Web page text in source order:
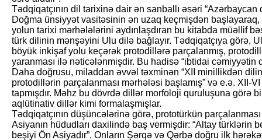
Tədqiqatçının dil tarixinə dair ən sanballı əsəri “Azərbaycan
Doğma ünsiyyət vasitəsinin ən uzaq keçmişdən
yolun tarixi mərhələlərini aydınlaşdıran bu kitabda müəllif
türk dilinin mənşəyini Ulu dilə bağlayır. Tədqiqatçıya görə,
böyük inkişaf yolu keçərək protodillərə parçalanmış,
yaranması ilə nəticələnmişdir. Bu hadisə “ibtidai cəmiyyətin
Daha doğrusu, miladdan əvvəl təxminən “XII minillikdən
protodillərin parçalanması mərhələsi başlamış” və e.ə. XII-
tapmışdır. Məhz bu dövrdə dillər morfoloji quruluşuna görə
aqlütinativ dillər kimi formalaşmışlar.
Tədqiqatçının düşüncələrinə görə, prototürkün
Asiyanın hüdudları daxilində baş vermişdir: “Altay türklərin
beşiyi Ön Asiyadır”. Onların Şərqə və Qərbə doğru ilk